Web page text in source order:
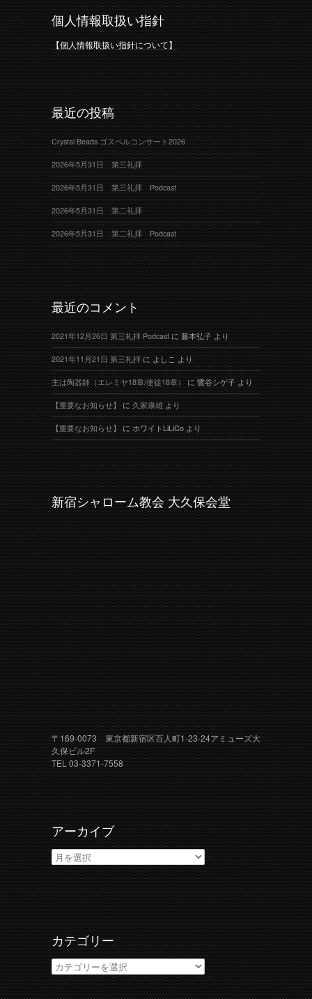
個人情報取扱い指針
【個人情報取扱い指針について】
最近の投稿
Crystal Beads ゴスペルコンサート2026
2026年5月31日 第三礼拝
2026年5月31日 第三礼拝 Podcast
2026年5月31日 第二礼拝
2026年5月31日 第二礼拝 Podcast
最近のコメント
2021年12月26日 第三礼拝 Podcastに藤本弘子より
2021年11月21日 第三礼拝によしこより
主は陶器師（エレミヤ18章/使徒18章）に鷺谷シゲ子より
【重要なお知らせ】に久家康雄より
【重要なお知らせ】にホワイトLiLiCoより
新宿シャローム教会 大久保会堂
〒169-0073 東京都新宿区百人町1-23-24アミューズ大
久保ビル2F
TEL 03-3371-7558
アーカイブ
ア
ー
カ
イ
ブ
カテゴリー
カ
テ
ゴ